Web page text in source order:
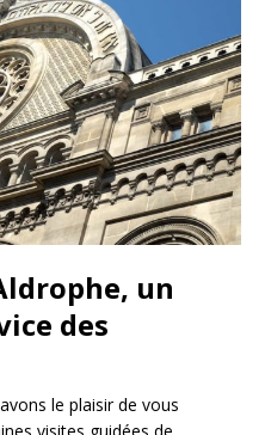
un
des
le plaisir de vous
visites guidées de